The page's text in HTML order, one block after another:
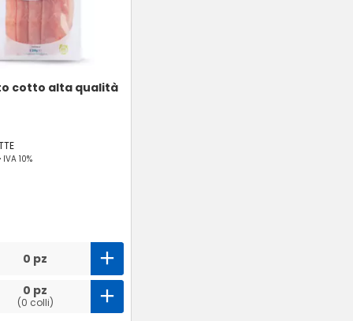
cotto alta qualità
IVA 10%
0 pz
0 pz
(0 colli)